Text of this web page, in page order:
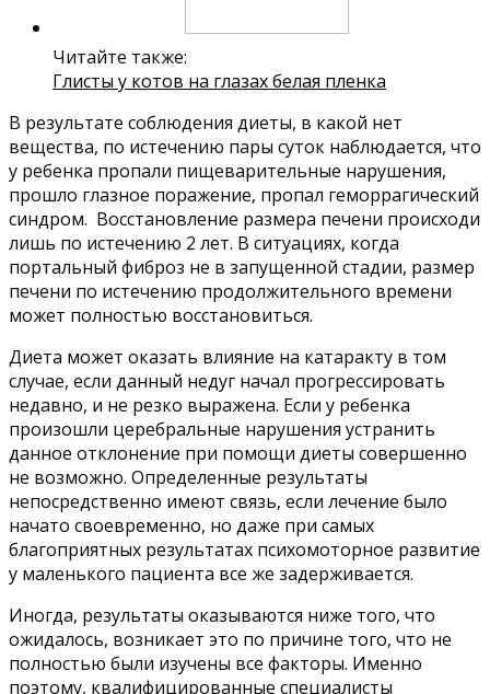
Читайте также:
Глисты у котов на глазах белая пленка
В результате соблюдения диеты, в какой нет
вещества, по истечению пары суток наблюдается, что
у ребенка пропали пищеварительные нарушения,
прошло глазное поражение, пропал геморрагический
синдром. Восстановление размера печени происходи
лишь по истечению 2 лет. В ситуациях, когда
портальный фиброз не в запущенной стадии, размер
печени по истечению продолжительного времени
может полностью восстановиться.
Диета может оказать влияние на катаракту в том
случае, если данный недуг начал прогрессировать
недавно, и не резко выражена. Если у ребенка
произошли церебральные нарушения устранить
данное отклонение при помощи диеты совершенно
не возможно. Определенные результаты
непосредственно имеют связь, если лечение было
начато своевременно, но даже при самых
благоприятных результатах психомоторное развитие
у маленького пациента все же задерживается.
Иногда, результаты оказываются ниже того, что
ожидалось, возникает это по причине того, что не
полностью были изучены все факторы. Именно
поэтому, квалифицированные специалисты